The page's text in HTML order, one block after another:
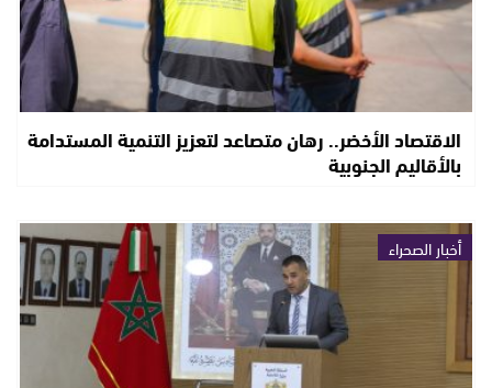
الاقتصاد الأخضر.. رهان متصاعد لتعزيز التنمية المستدامة
بالأقاليم الجنوبية
أخبار الصحراء